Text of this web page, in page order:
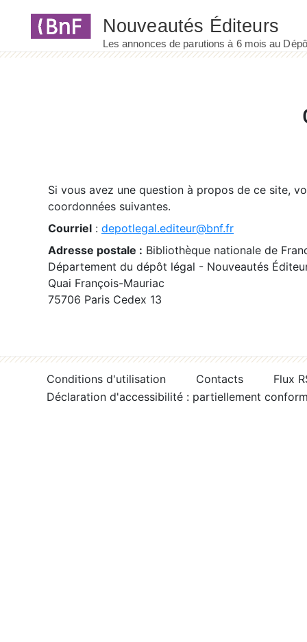
Si vous avez une question à propos de ce site,
coordonnées suivantes.
Courriel : depotlegal.editeur@bnf.fr
Adresse postale : Bibliothèque nationale de
Département du dépôt légal - Nouveautés
Quai François-Mauriac
75706 Paris Cedex 13
Conditions d'utilisation Contacts
Flux
Déclaration d'accessibilité : partiellement